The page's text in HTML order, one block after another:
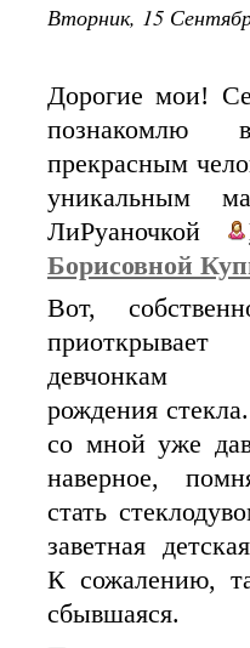
Вторник, 15
Дорогие мои!
познакомлю
прекрасным
уникальным
ЛиРуаночкой
Борисовной
Вот,
девчонкам
рождения
со мной уже
наверное,
стать
заветная
К сожалению,
сбывшаяся.